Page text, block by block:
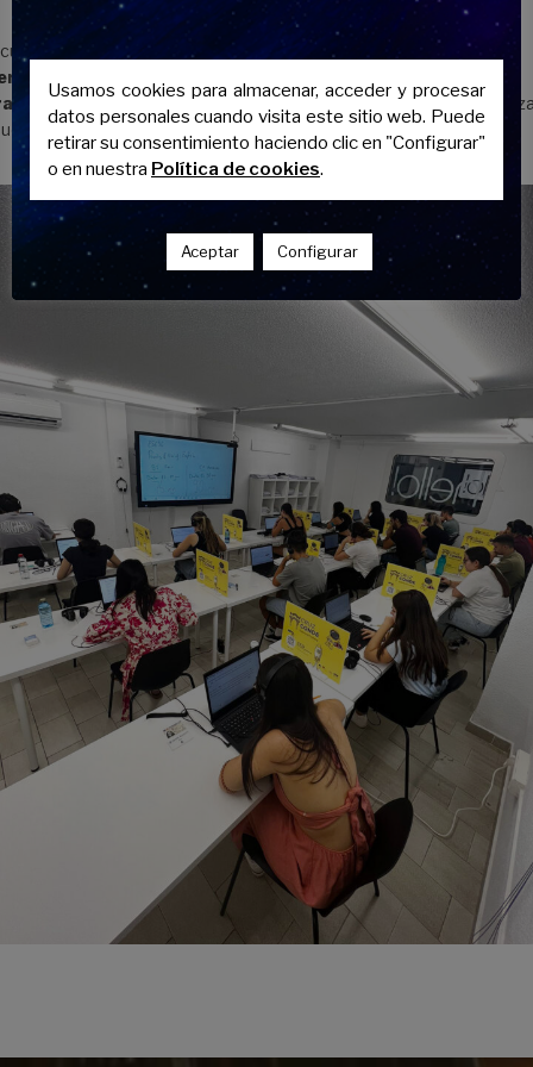
consta de 4 horas semanales por asignatura
lunes a
de sala de estudio con el profesor que solicite para
asignatura que considere oportuna.
Usamos cookies para almacenar, acceder y procesar
datos personales cuando visita este sitio web. Puede
retirar su consentimiento haciendo clic en "Configurar"
o en nuestra Política de cookies.
Aceptar Configurar